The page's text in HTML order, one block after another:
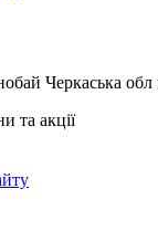
Черкаська
та акції